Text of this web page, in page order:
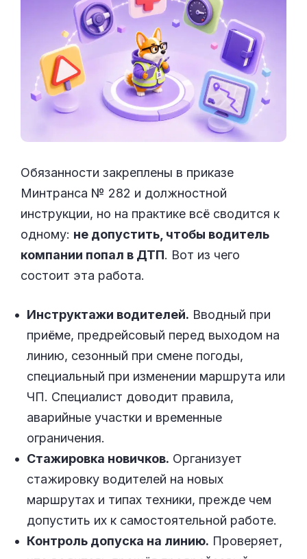
Обязанности закреплены в приказе
Минтранса № 282 и должностной
инструкции, но на практике всё сводится к
одному: не допустить, чтобы водитель
компании попал в ДТП. Вот из чего
состоит эта работа.
Инструктажи водителей. Вводный при
приёме, предрейсовый перед выходом на
линию, сезонный при смене погоды,
специальный при изменении маршрута или
ЧП. Специалист доводит правила,
аварийные участки и временные
ограничения.
Стажировка новичков. Организует
стажировку водителей на новых
маршрутах и типах техники, прежде чем
допустить их к самостоятельной работе.
Контроль допуска на линию. Проверяет,